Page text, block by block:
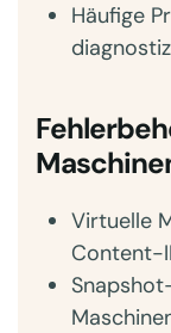
Häufige
Virtuelle
Content-